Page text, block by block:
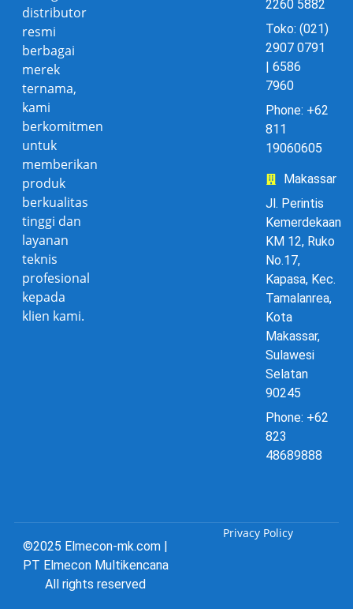
distributor
resmi
berbagai
merek
ternama,
kami
berkomitmen
untuk
memberikan
produk
berkualitas
tinggi dan
layanan
teknis
profesional
kepada
klien kami.
2260 5882
Toko: (021)
2907 0791
| 6586
7960
Phone: +62
811
19060605
Makassar
Jl. Perintis
Kemerdekaan
KM 12, Ruko
No.17,
Kapasa, Kec.
Tamalanrea,
Kota
Makassar,
Sulawesi
Selatan
90245
Phone: +62
823
48689888
©2025 Elmecon-mk.com |
PT Elmecon Multikencana
All rights reserved
Privacy Policy